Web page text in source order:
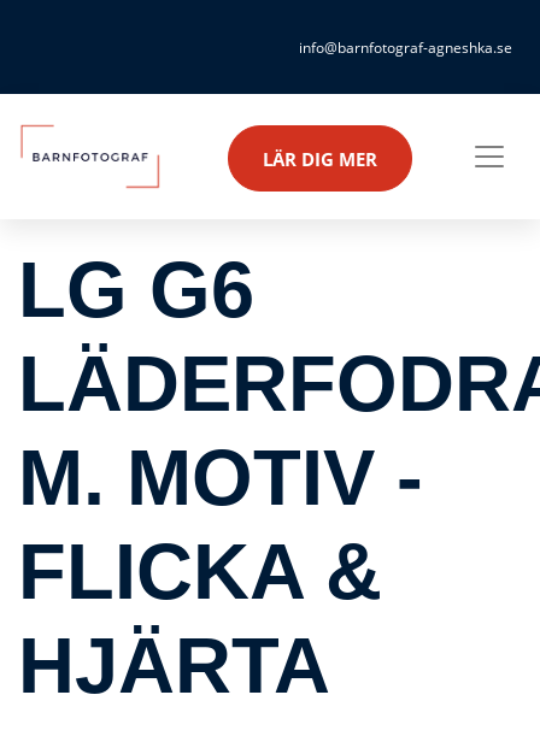
info@barnfotograf-agneshka.se
LÄR DIG MER
LG G6
M. MOTIV -
FLICKA &
HJÄRTA